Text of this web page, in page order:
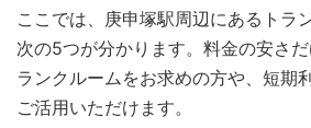
ここでは、庚申塚駅周辺にあるトラ
次の5つが分かります。料金の安さ
ランクルームをお求めの方や、短期
ご活用いただけます。